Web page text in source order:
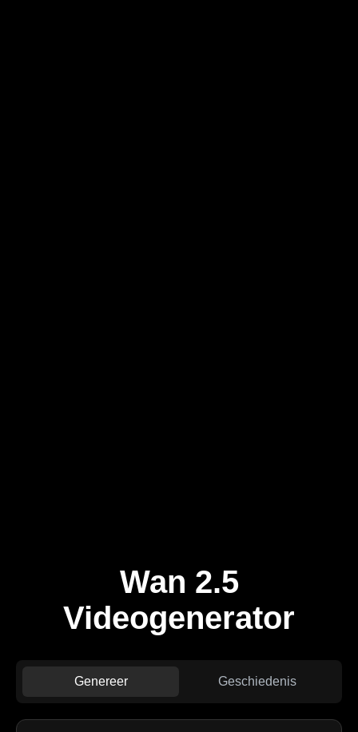
Wan 2.5
Videogenerator
Genereer Geschiedenis